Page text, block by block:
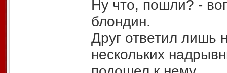
Ну что, пошли? -
блондин.
Друг ответил лишь
нескольких